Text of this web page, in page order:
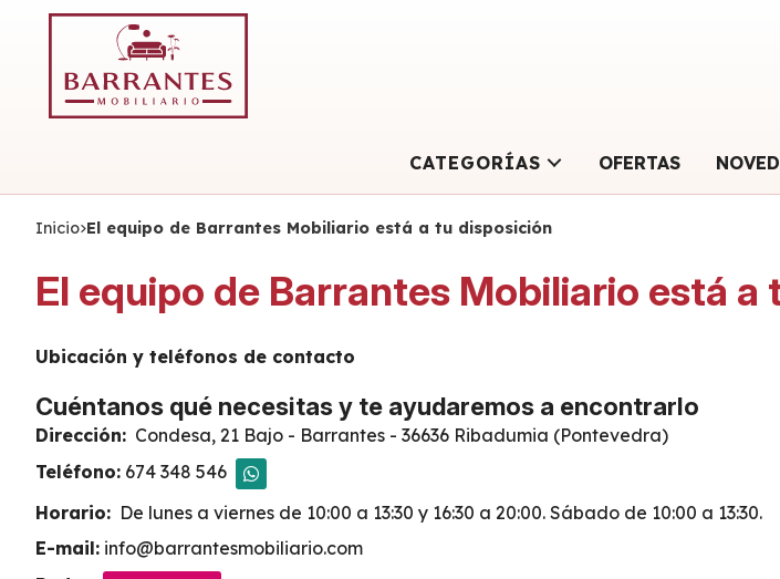
CATEGORÍAS OFERTAS
Inicio El equipo de Barrantes Mobiliario está a tu disposición
El equipo de Barrantes Mobiliario está a
Ubicación y teléfonos de contacto
Cuéntanos qué necesitas y te ayudaremos a encontrarlo
Dirección: Condesa, 21 Bajo - Barrantes - 36636 Ribadumia (Pontevedra)
Teléfono: 674 348 546
WHATSAPP
Horario: De lunes a viernes de 10:00 a 13:30 y 16:30 a 20:00. Sábado de 10:00 a 13:30.
E-mail: info@barrantesmobiliario.com